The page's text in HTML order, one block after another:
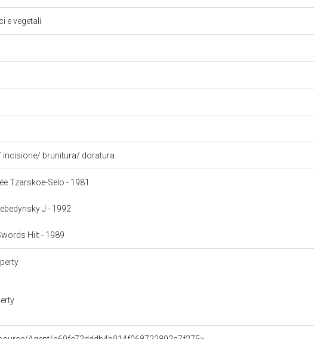
e vegetali
brunitura/ doratura
Tzarskoe-Selo - 1981
J - 1992
Hilt - 1989